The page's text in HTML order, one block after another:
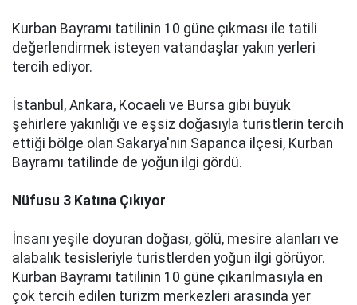
Kurban Bayramı tatilinin 10 güne çıkması ile tatili
değerlendirmek isteyen vatandaşlar yakın yerleri
tercih ediyor.
İstanbul, Ankara, Kocaeli ve Bursa gibi büyük
şehirlere yakınlığı ve eşsiz doğasıyla turistlerin tercih
ettiği bölge olan Sakarya'nın Sapanca ilçesi, Kurban
Bayramı tatilinde de yoğun ilgi gördü.
Nüfusu 3 Katına Çıkıyor
İnsanı yeşile doyuran doğası, gölü, mesire alanları ve
alabalık tesisleriyle turistlerden yoğun ilgi görüyor.
Kurban Bayramı tatilinin 10 güne çıkarılmasıyla en
çok tercih edilen turizm merkezleri arasında yer